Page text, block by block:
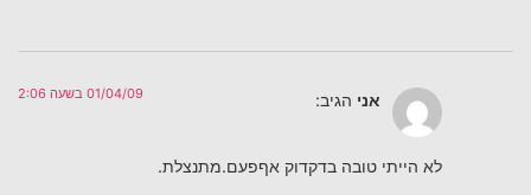
אני הגיב: 01/04/09 בשעה 2:06
לא הייתי טובה בדקדוק אףפעם.מתנצלת.